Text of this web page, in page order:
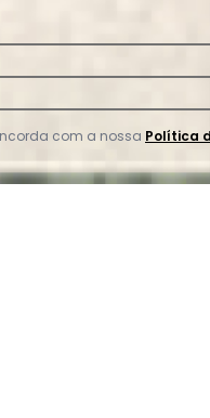
com a nossa Política